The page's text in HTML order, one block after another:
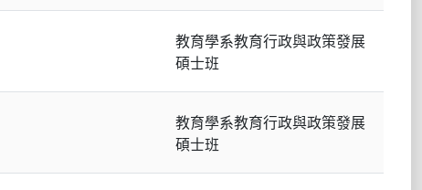
教育學系教育行政與政策發展
碩士班
教育學系教育行政與政策發展
碩士班